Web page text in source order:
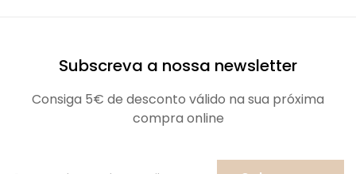
Subscreva a nossa newsletter
Consiga 5€ de desconto válido na sua próxima
compra online